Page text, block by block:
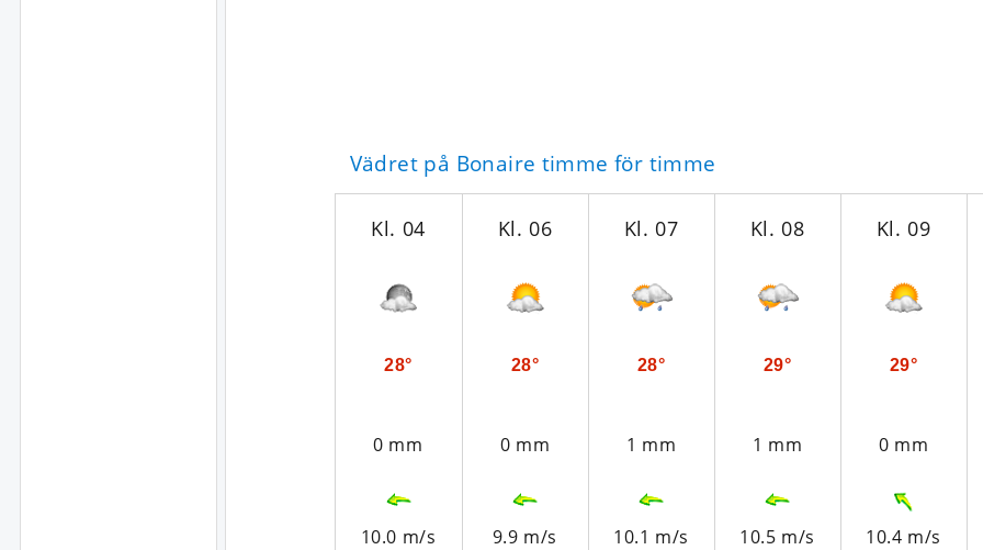
Vädret på Bonaire timme för timme
Kl. 04
28°
0 mm
10.0 m/s
Kl. 06
28°
0 mm
9.9 m/s
Kl. 07
28°
1 mm
10.1 m/s
Kl. 08
29°
1 mm
10.5 m/s
Kl. 09
29°
0 mm
10.4 m/s